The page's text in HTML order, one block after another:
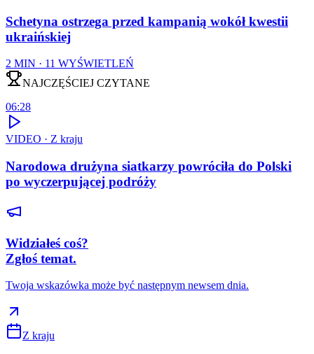
Schetyna ostrzega przed kampanią wokół kwestii
ukraińskiej
2 MIN · 11 WYŚWIETLEŃ
NAJCZĘŚCIEJ CZYTANE
06:28
VIDEO · Z kraju
Narodowa drużyna siatkarzy powróciła do Polski
po wyczerpującej podróży
Widziałeś coś?
Zgłoś temat.
Twoja wskazówka może być następnym newsem dnia.
Z kraju